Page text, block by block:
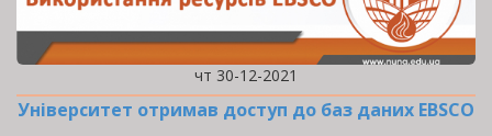
чт 30-12-2021
Університет отримав доступ до баз даних EBSCO